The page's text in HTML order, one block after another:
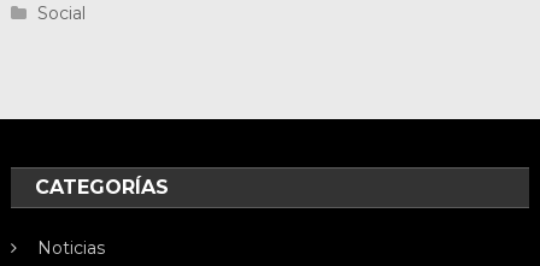
Social
CATEGORÍAS
Noticias